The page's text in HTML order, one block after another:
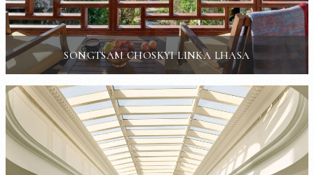
SONGTSAM CHOSKYI LINKA LHASA